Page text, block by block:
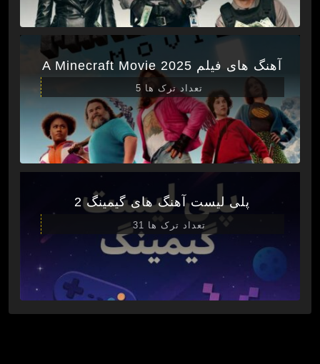
آهنگ های فیلم A Minecraft Movie 2025
تعداد ترک ها 5
پلی لیست آهنگ های گیمینگ 2
تعداد ترک ها 31